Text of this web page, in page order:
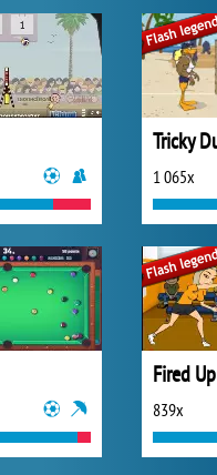
1 065x
Fired Up
839x